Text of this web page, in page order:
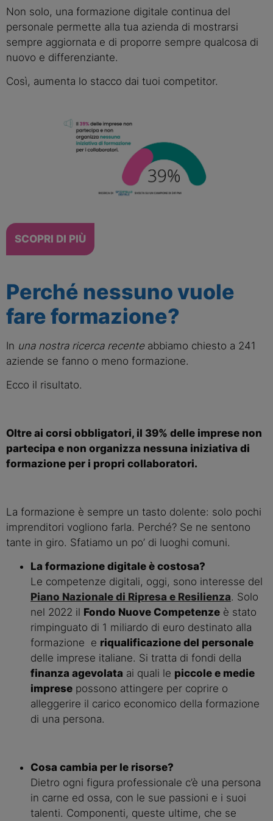
Non solo, una formazione digitale continua del
personale permette alla tua azienda di mostrarsi
sempre aggiornata e di proporre sempre qualcosa di
nuovo e differenziante.
Così, aumenta lo stacco dai tuoi competitor.
SCOPRI DI PIÙ
Perché nessuno vuole
fare formazione?
In una nostra ricerca recente abbiamo chiesto a 241
aziende se fanno o meno formazione.
Ecco il risultato.
Oltre ai corsi obbligatori, il 39% delle imprese non
partecipa e non organizza nessuna iniziativa di
formazione per i propri collaboratori.
La formazione è sempre un tasto dolente: solo pochi
imprenditori vogliono farla. Perché? Se ne sentono
tante in giro. Sfatiamo un po’ di luoghi comuni.
La formazione digitale è costosa?
Piano Nazionale di Ripresa e Resilienza. Solo
nel 2022 il Fondo Nuove Competenze è stato
rimpinguato di 1 miliardo di euro destinato alla
formazione  e riqualificazione del personale
finanza agevolata ai quali le piccole e medie
imprese possono attingere per coprire o
alleggerire il carico economico della formazione
di una persona.
Cosa cambia per le risorse?
Dietro ogni figura professionale c’è una persona
in carne ed ossa, con le sue passioni e i suoi
talenti. Componenti, queste ultime, che se